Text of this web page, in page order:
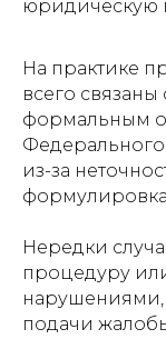
юридическую
На практике
всего
формальным
из-за
Нередки
процедуру
нарушениями,
подачи